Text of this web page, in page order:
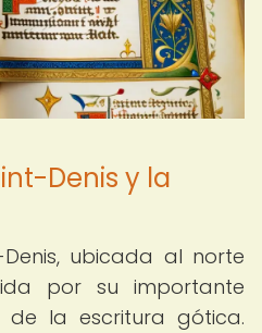
Denis y la
ubicada al norte
por su importante
la escritura gótica.